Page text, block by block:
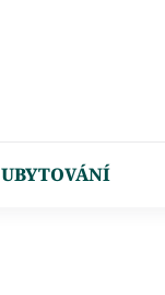
UBYTOVÁNÍ